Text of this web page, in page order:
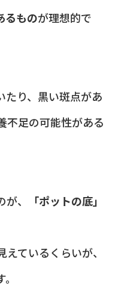
るものが理想的で
たり、黒い斑点があ
不足の可能性がある
、
「ポットの底」
ているくらいが、